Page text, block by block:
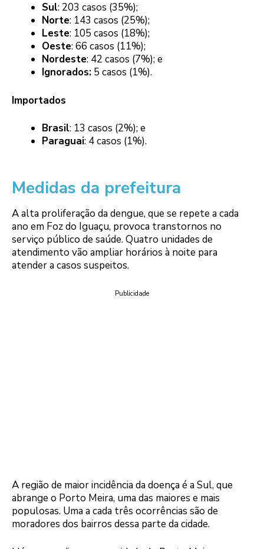
Sul: 203 casos (35%);
Norte: 143 casos (25%);
Leste: 105 casos (18%);
Oeste: 66 casos (11%);
Nordeste: 42 casos (7%); e
Ignorados: 5 casos (1%).
Importados
Brasil: 13 casos (2%); e
Paraguai: 4 casos (1%).
Medidas da prefeitura
A alta proliferação da dengue, que se repete a cada
ano em Foz do Iguaçu, provoca transtornos no
serviço público de saúde. Quatro unidades de
atendimento vão ampliar horários à noite para
atender a casos suspeitos.
Publicidade
A região de maior incidência da doença é a Sul, que
abrange o Porto Meira, uma das maiores e mais
populosas. Uma a cada três ocorrências são de
moradores dos bairros dessa parte da cidade.